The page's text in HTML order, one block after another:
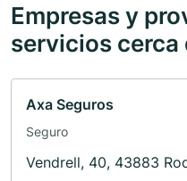
Empresas y
servicios cerca
Axa Seguros
Seguro
Vendrell, 40, 43883